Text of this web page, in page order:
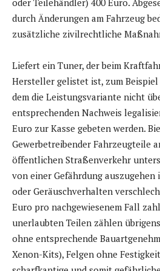
oder Teilehändler) 400 Euro.
durch Änderungen am Fahrzeug
zusätzliche zivilrechtliche
Liefert ein Tuner, der beim
Hersteller gelistet ist, zum Beispiel
dem die Leistungsvariante nicht
entsprechenden Nachweis
Euro zur Kasse gebeten werden.
Gewerbetreibender Fahrzeugteile
öffentlichen Straßenverkehr
von einer Gefährdung auszugehen
oder Geräuschverhalten
Euro pro nachgewiesenem Fall
unerlaubten Teilen zählen
ohne entsprechende
Xenon-Kits), Felgen ohne